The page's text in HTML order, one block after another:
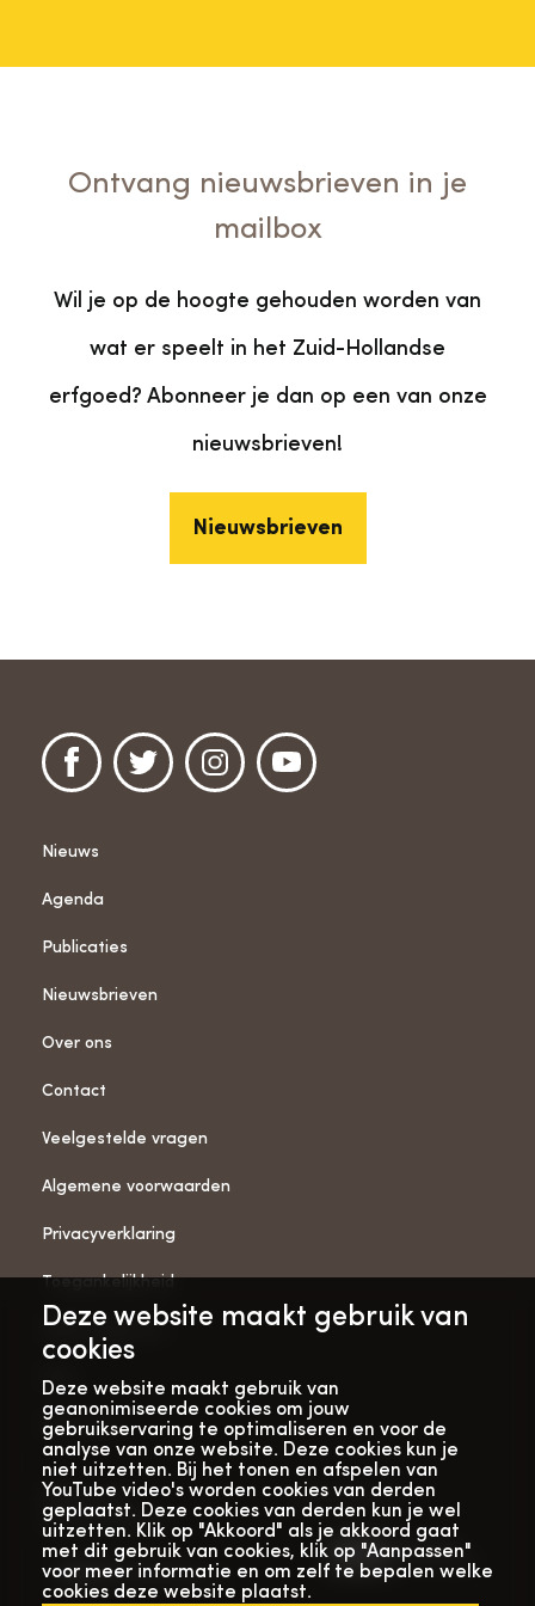
Deze website maakt gebruik van
cookies
Deze website maakt gebruik van
geanonimiseerde cookies om jouw
gebruikservaring te optimaliseren en voor de
analyse van onze website. Deze cookies kun je
niet uitzetten. Bij het tonen en afspelen van
YouTube video's worden cookies van derden
geplaatst. Deze cookies van derden kun je wel
uitzetten. Klik op "Akkoord" als je akkoord gaat
met dit gebruik van cookies, klik op "Aanpassen"
voor meer informatie en om zelf te bepalen welke
cookies deze website plaatst.
Ontvang nieuwsbrieven in je
mailbox
Wil je op de hoogte gehouden worden van
wat er speelt in het Zuid-Hollandse
erfgoed? Abonneer je dan op een van onze
nieuwsbrieven!
Nieuwsbrieven
Nieuws
Agenda
Publicaties
Nieuwsbrieven
Over ons
Contact
Veelgestelde vragen
Algemene voorwaarden
Privacyverklaring
Toegankelijkheid
ANBI-gegevens
Pers
Vacatures
Bekijk onze
verhalenwebsite
Met dank aan